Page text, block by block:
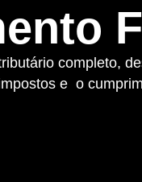
completo,
e o